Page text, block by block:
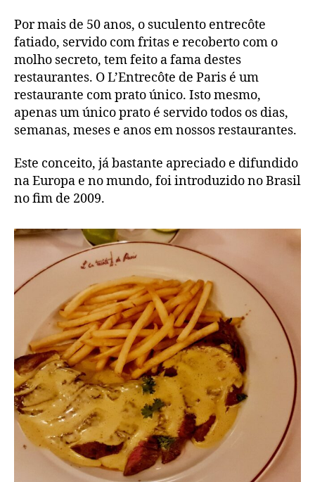
Por mais de 50 anos, o suculento entrecôte
fatiado, servido com fritas e recoberto com o
molho secreto, tem feito a fama destes
restaurantes. O L’Entrecôte de Paris é um
restaurante com prato único. Isto mesmo,
apenas um único prato é servido todos os dias,
semanas, meses e anos em nossos restaurantes.
Este conceito, já bastante apreciado e difundido
na Europa e no mundo, foi introduzido no Brasil
no fim de 2009.